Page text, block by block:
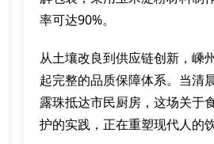
率可达90%。
从土壤改良到供应链创新，嵊
起完整的品质保障体系。当清
露珠抵达市民厨房，这场关于
护的实践，正在重塑现代人的